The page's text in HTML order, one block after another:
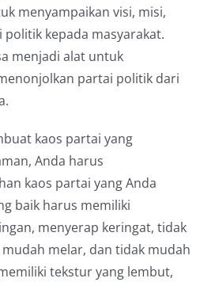
menyampaikan visi, misi,
kepada masyarakat.
menjadi alat untuk
partai politik dari
kaos partai yang
Anda harus
kaos partai yang Anda
baik harus memiliki
menyerap keringat, tidak
melar, dan tidak mudah
tekstur yang lembut,